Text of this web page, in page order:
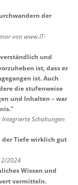
der
von www.IT-
und
ist, dass er
ist. Auch
die stufenweise
und Inhalten – war
"
Schaltungen
der Tiefe wirklich gut
2024
Wissen und
vermitteln.